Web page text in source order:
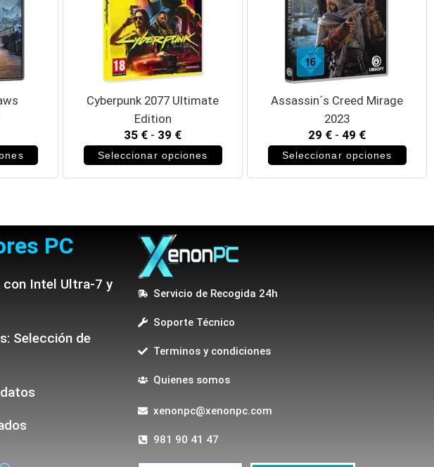
Cyberpunk 2077 Ultimate
Edition
35 € - 39 €
Seleccionar opciones
Assassin´s Creed Mirage
2023
29 € - 49 €
Seleccionar opciones
PC
Intel Ultra-7 y
Selección de
Servicio de Recogida 24h
Soporte Técnico
Terminos y condiciones
Quienes somos
xenonpc@xenonpc.com
981 90 41 47